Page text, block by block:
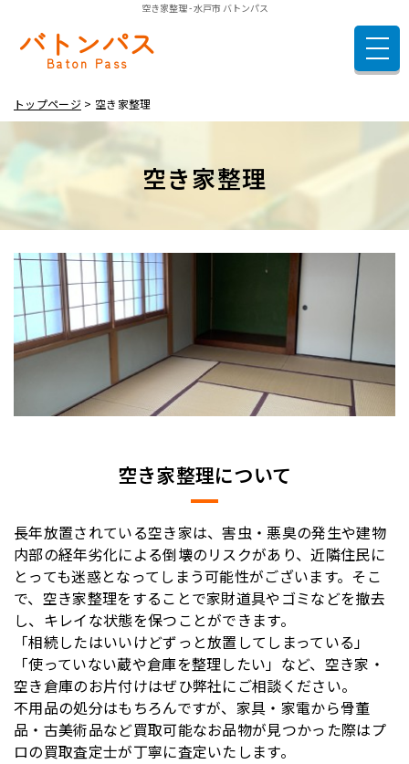
空き家整理 - 水戸市 バトンパス
トップページ
遺品整理
空き家整理
ご依頼の流れ
料金表
実績紹介
お客様の声
よくある質問
店舗概要
バトンパス
Baton Pass
トップページ 空き家整理
空き家整理
空き家整理について
長年放置されている空き家は、害虫・悪臭の発生や建物
内部の経年劣化による倒壊のリスクがあり、近隣住民に
とっても迷惑となってしまう可能性がございます。そこ
で、空き家整理をすることで家財道具やゴミなどを撤去
し、キレイな状態を保つことができます。
「相続したはいいけどずっと放置してしまっている」
「使っていない蔵や倉庫を整理したい」など、空き家・
空き倉庫のお片付けはぜひ弊社にご相談ください。
不用品の処分はもちろんですが、家具・家電から骨董
品・古美術品など買取可能なお品物が見つかった際はプ
ロの買取査定士が丁寧に査定いたします。